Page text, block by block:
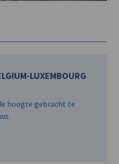
LUXEMBOURG
hoogte gebracht te